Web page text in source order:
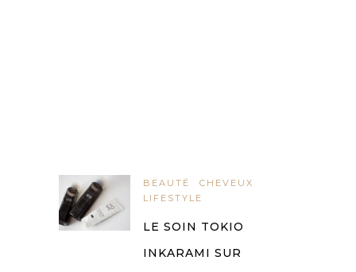
BEAUTÉ
CHEVEUX
LIFESTYLE
LE SOIN TOKIO
INKARAMI SUR